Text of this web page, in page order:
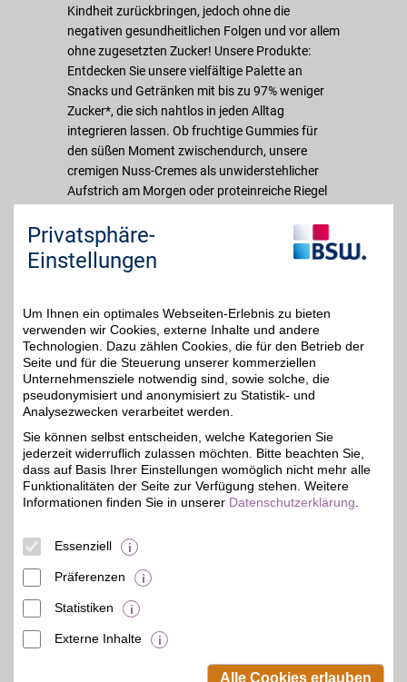
Kindheit zurückbringen, jedoch ohne die
negativen gesundheitlichen Folgen und vor allem
ohne zugesetzten Zucker! Unsere Produkte:
Entdecken Sie unsere vielfältige Palette an
Snacks und Getränken mit bis zu 97% weniger
Zucker*, die sich nahtlos in jeden Alltag
integrieren lassen. Ob fruchtige Gummies für
den süßen Moment zwischendurch, unsere
cremigen Nuss-Cremes als unwiderstehlicher
Aufstrich am Morgen oder proteinreiche Riegel
Geschmack Ihrer Kindheitsklassiker zurück.
Egal, ob Sie im Büro Energie tanken, zu Hause
entspannen oder gemeinsame Momente mit
ermöglicht es Ihnen, den Tag über bewusst zu
genießen, ohne dabei auf Geschmack oder
Gesundheit zu verzichten.
*Im Vergleich zu herkömmlichen Produkten
Merkmale
Beamten-Selbsthilfewerk GmbH.
Privatsphäre-
Einstellungen
Um Ihnen ein optimales Webseiten-Erlebnis zu bieten
verwenden wir Cookies, externe Inhalte und andere
Technologien. Dazu zählen Cookies, die für den Betrieb der
Seite und für die Steuerung unserer kommerziellen
Unternehmensziele notwendig sind, sowie solche, die
pseudonymisiert und anonymisiert zu Statistik- und
Analysezwecken verarbeitet werden.
Sie können selbst entscheiden, welche Kategorien Sie
jederzeit widerruflich zulassen möchten. Bitte beachten Sie,
dass auf Basis Ihrer Einstellungen womöglich nicht mehr alle
Funktionalitäten der Seite zur Verfügung stehen. Weitere
Informationen finden Sie in unserer Datenschutzerklärung
Essenziell
Präferenzen
Statistiken
Externe Inhalte
Alle Cookies erlauben